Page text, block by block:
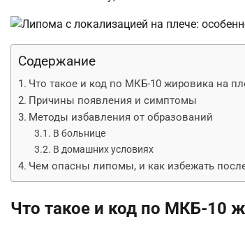
Содержание
Что такое и код по МКБ-10 жировика на
Причины появления и симптомы
Методы избавления от образований
В больнице
В домашних условиях
Чем опасны липомы, и как избежать
Что такое и код по МКБ-10